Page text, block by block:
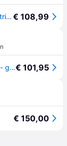
Head Racket Lynx Tour 200 M Tennis Reel String Grijs 1.30 mm€ 108,99
HEAD Lynx Tour Reel Rol Snaren 200m-Grijs - grijs - 1.20,1.25,1.30€ 101,95
€ 150,00